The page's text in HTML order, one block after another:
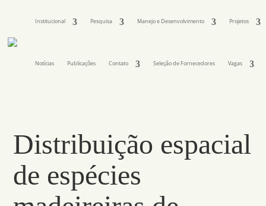
Institucional Pesquisa Manejo e Desenvolvimento Projetos
Notícias Publicações Contato Seleção de Fornecedores Vagas
Distribuição espacial
de espécies